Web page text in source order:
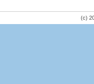
(c)